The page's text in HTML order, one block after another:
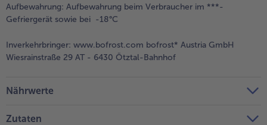
Aufbewahrung: Aufbewahrung beim Verbraucher im ***-
Gefriergerät sowie bei -18°C
Inverkehrbringer: www.bofrost.com bofrost* Austria GmbH
Wiesrainstraße 29 AT - 6430 Ötztal-Bahnhof
Nährwerte
Zutaten